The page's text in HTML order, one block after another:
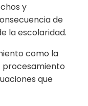
y
de
la escolaridad.
como la
procesamiento
que